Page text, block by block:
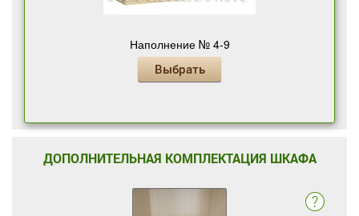
Наполнение № 4-9
Выбрать
ДОПОЛНИТЕЛЬНАЯ КОМПЛЕКТАЦИЯ ШКАФА